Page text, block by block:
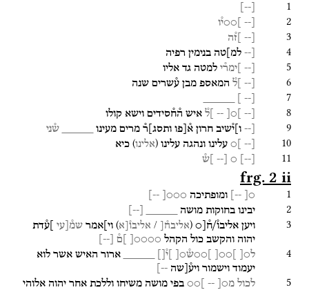
1
--
2
[-- ]○○י֯ו
3
[-- ]ז֯ה
4
[-- למ]טה בנימין רפיה
5
[-- ]ימר֯י למטה גד אליו
6
[-- ]ל֯ המאספ מבן ע֯שרים שנה
7
--
8
[--
]○[
-- ]ל֯ איש ה֯ח֯סידים וישא קולו
9
[-- ו]י֯שיב חרון א֯[פו ותסג]ר֯ מרים מעינו ש֯ני
10
[--
]○ עלינו ונהגה עלינו (אלינו) כיא
11
--
○
[-- ]ש֯
frg. 2 ii
1
○[
--] ומופתיכה ○○○[
--]
2 יבינו בחוקות מושה --
3 ויען אליבו֯/ח֯[○ (אליבח֯[ / אליבו֯[א) וי]אמר שמ֯[עי
]ע֯דת
יהוה והקשב כול הקהל ○○○○[ ]ם֯ --
4 ל○[ ]○○[ ]○○ש֯○[ ]י֯[] ארור האיש אשר לוא
יעמוד וישמור ויע֯[שה --]
5 לכול מ○[ --
]○○ בפי מושה משיחו וללכת אחר יהוה אלוהי